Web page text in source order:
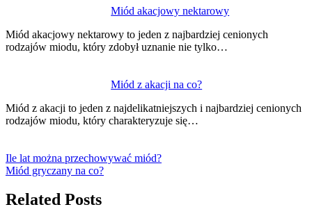
Miód akacjowy nektarowy
Miód akacjowy nektarowy to jeden z najbardziej cenionych
rodzajów miodu, który zdobył uznanie nie tylko…
Miód z akacji na co?
Miód z akacji to jeden z najdelikatniejszych i najbardziej cenionych
rodzajów miodu, który charakteryzuje się…
Ile lat można przechowywać miód?
Miód gryczany na co?
Related Posts